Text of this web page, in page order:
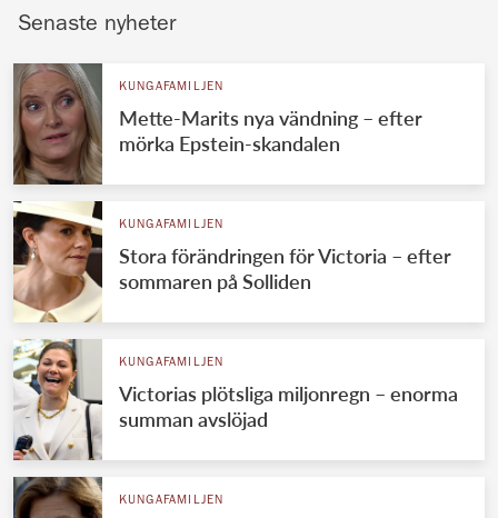
Senaste nyheter
KUNGAFAMILJEN
Mette-Marits nya vändning – efter
mörka Epstein-skandalen
KUNGAFAMILJEN
Stora förändringen för Victoria – efter
sommaren på Solliden
KUNGAFAMILJEN
Victorias plötsliga miljonregn – enorma
summan avslöjad
KUNGAFAMILJEN